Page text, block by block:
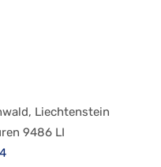
Liechtenstein
9486 LI